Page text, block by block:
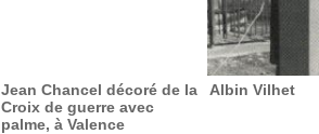
Jean Chancel décoré de la
Croix de guerre avec
palme, à Valence
Albin Vilhet